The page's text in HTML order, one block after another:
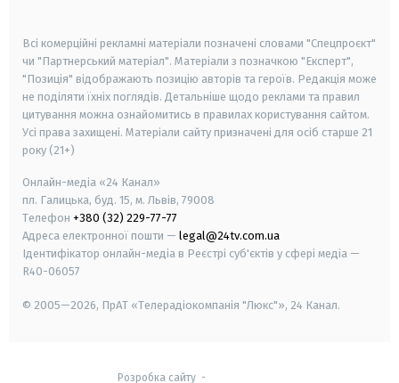
Всі комерційні рекламні матеріали позначені словами "Спецпроєкт"
чи "Партнерський матеріал". Матеріали з позначкою "Експерт",
"Позиція" відображають позицію авторів та героїв. Редакція може
не поділяти їхніх поглядів. Детальніше щодо реклами та правил
цитування можна ознайомитись в правилах користування сайтом.
Усі права захищені. Матеріали сайту призначені для осіб старше 21
року (21+)
Онлайн-медіа «24 Канал»
пл. Галицька, буд. 15, м. Львів, 79008
Телефон +380 (32) 229-77-77
Адреса електронної пошти — legal@24tv.com.ua
Ідентифікатор онлайн-медіа в Реєстрі суб'єктів у сфері медіа —
R40-06057
© 2005—2026, ПрАТ «Телерадіокомпанія "Люкс"», 24 Канал.
Розробка сайту-